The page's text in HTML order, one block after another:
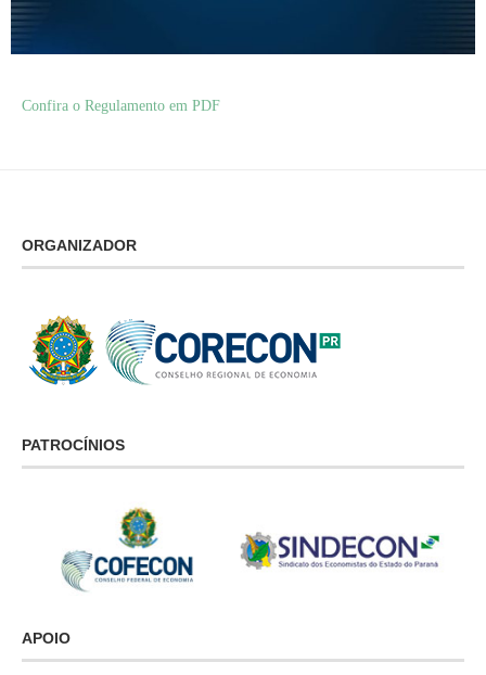
Confira o Regulamento em PDF
ORGANIZADOR
PATROCÍNIOS
APOIO